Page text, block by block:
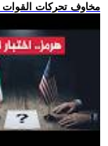
.. مخاوف تحركات